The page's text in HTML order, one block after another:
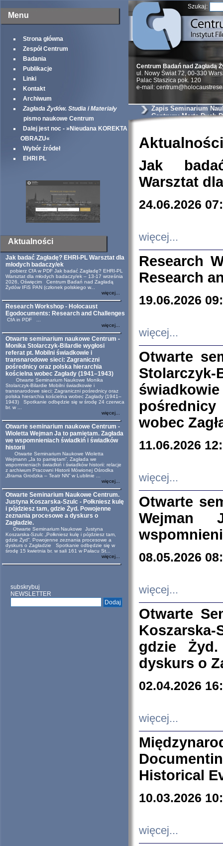
Menu
Strona główna
Zespół Centrum
Badania
Publikacje
Linki
Kontakt
Archiwum
Zagłada Żydów. Studia i Materiały
pismo naukowe Centrum
Dalej jest noc - »Nieudana KOREKTA
OBRAZU«
Wybór źródeł
EHRI PL
Aktualności
Jak badać Zagładę? EHRI-PL Warsztat dla
młodych badaczy/ek
pobierz CfA w PDF Jak badać Zagładę? EHRI-PL
Warsztat dla młodych badaczy/ek – 13-17 września
2026, Oświęcim Centrum Badań nad Zagładą
Żydów IFiS PAN (członek polskiego w...
więcej...
Research Workshop - Holocaust
Egodocuments: Research and Challenges
CfA in PDF ...
więcej...
Otwarte seminarium naukowe Centrum -
Monika Stolarczyk-Bilardie wygłosi
referat pt. Mobilni świadkowie i
transnarodowe sieci: Zagraniczni
pośrednicy oraz polska hierarchia
kościelna wobec Zagłady (1941–1943)
Otwarte Seminarium Naukowe Monika
Stolarczyk-Bilardie Mobilni świadkowie i
transnarodowe sieci: Zagraniczni pośrednicy oraz
polska hierarchia kościelna wobec Zagłady (1941–
1943) Spotkanie odbędzie się w środę 24 czerwca
br. w ...
więcej...
Otwarte seminarium naukowe Centrum -
Wioletta Wejman Ja to pamiętam. Zagłada
we wspomnieniach świadkiń i świadków
historii
Otwarte Seminarium Naukowe Wioletta
Wejmann „Ja to pamiętam”. Zagłada we
wspomnieniach świadkiń i świadków historii: relacje
z archiwum Pracowni Historii Mówionej Ośrodka
„Brama Grodzka – Teatr NN” w Lublinie ...
więcej...
Otwarte Seminarium Naukowe Centrum.
Justyna Koszarska-Szulc - Połkniesz kulę
i pójdziesz tam, gdzie Żyd. Powojenne
zeznania procesowe a dyskurs o
Zagładzie.
Otwarte Seminarium Naukowe Justyna
Koszarska-Szulc „Połkniesz kulę i pójdziesz tam,
gdzie Żyd”. Powojenne zeznania procesowe a
dyskurs o Zagładzie Spotkanie odbędzie się w
środę 15 kwietnia br. w sali 161 w Pałacu St...
więcej...
subskrybuj
NEWSLETTER
Szukaj:
Centrum Badań nad Zagładą
ul. Nowy Świat 72, 00-330
Palac Staszica pok. 120
e-mail:
Zapis Seminarium
Centrum: Marta Duch-
tuż powojennym – na
wybranych
Aktualności
Jak
Warsztat
24.06.2026
więcej...
Research
Research
19.06.2026
więcej...
Otwarte
wobec
11.06.2026
więcej...
Otwarte
Wejman
08.05.2026
więcej...
Otwarte
Koszarska-
gdzie
dyskurs o
02.04.2026
więcej...
Historical
10.03.2026
więcej...